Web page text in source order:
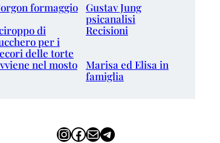
formaggio Gustav Jung
psicanalisi
di
per i
delle torte
Recisioni
nel mosto
Marisa ed Elisa in
famiglia
InstagramFacebook Email Telegram